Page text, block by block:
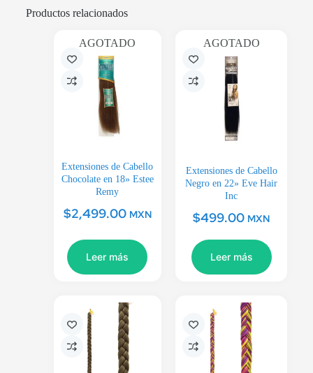
Productos relacionados
AGOTADO
Extensiones de Cabello
Chocolate en 18» Estee
Remy
$2,499.00 MXN
Leer más
AGOTADO
Extensiones de Cabello
Negro en 22» Eve Hair
Inc
$499.00 MXN
Leer más